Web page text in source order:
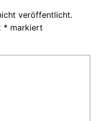
veröffentlicht.
* markiert